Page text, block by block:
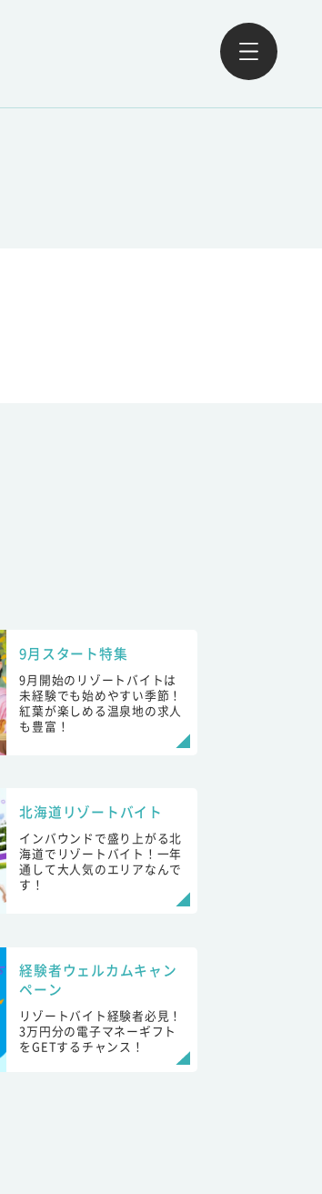
9月スタート特集
9月開始のリゾートバイトは
未経験でも始めやすい季節！
紅葉が楽しめる温泉地の求人
も豊富！
北海道リゾートバイト
インバウンドで盛り上がる北
海道でリゾートバイト！一年
通して大人気のエリアなんで
す！
経験者ウェルカムキャン
ペーン
リゾートバイト経験者必見！
3万円分の電子マネーギフト
をGETするチャンス！